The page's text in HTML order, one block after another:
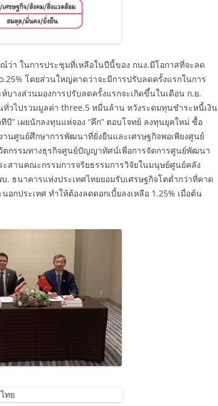
ว่า ในการประชุมที่เหลือในปีนี้ของ กนง.มีโอกาสที่จะลด
โดยส่วนใหญ่คาดว่าจะมีการปรับลดครั้งแรกในการ
างส่วนมองการปรับลดครั้งแรกจะเกิดขึ้นในเดือน ก.ย.
วไปรวมมูลค่า three.5 หมื่นล้าน หวังระดมทุนชำระหนี้เงิน
บี” เผยนักลงทุนแห่จอง “คึก” ตอบโจทย์ ลงทุนยุคใหม่ ซื้อ
นศูนย์ศึกษาการพัฒนาที่ยั่งยืนและเศรษฐกิจพอเพียงศูนย์
กรรมทางธุรกิจศูนย์ปัญญาทัศน์เพื่อการจัดการศูนย์พัฒนา
สานคณะกรรมการจริยธรรมการวิจัยในมนุษย์ศูนย์คลัง
นาคารแห่งประเทศไทยยอมรับเศรษฐกิจโตต่ำกว่าที่คาด
กประเทศ ทำให้ต้องลดดอกเบี้ยลงเหลือ 1.25% เมื่อต้น